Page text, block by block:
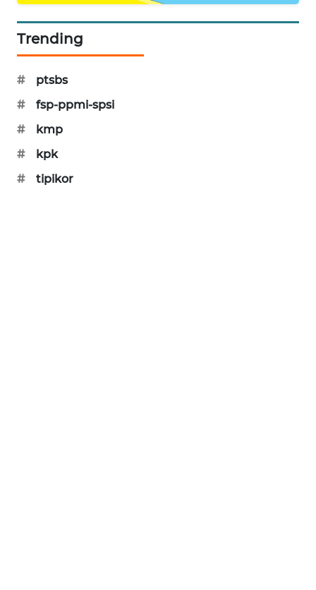
Trending
#
ptsbs
#
fsp-ppmi-spsi
#
kmp
#
kpk
#
tipikor
MARTABAT
PLN
WATCH
LPKKI